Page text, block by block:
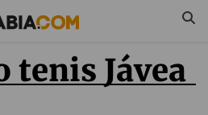
tenis Jávea